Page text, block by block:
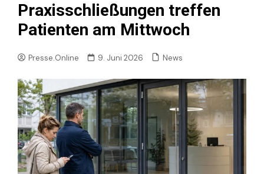
Praxisschließungen treffen
Patienten am Mittwoch
Presse.Online 9. Juni 2026 News